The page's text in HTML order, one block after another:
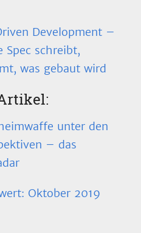
Development –
Spec schreibt,
was gebaut wird
unter den
– das
Oktober 2019